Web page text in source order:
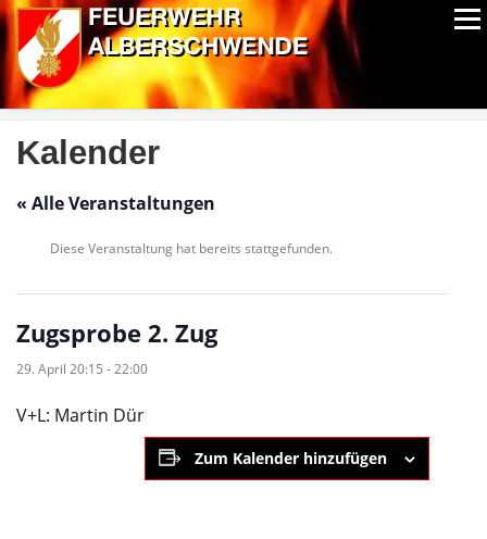
Zum
Inhalt
springen
Menü
ALPIN-NASSWETTBEWERB MITGLIEDER
Kalender
« Alle Veranstaltungen
Diese Veranstaltung hat bereits stattgefunden.
Zugsprobe 2. Zug
29. April 20:15 -22:00
V+L: Martin Dür
Zum Kalender hinzufügen